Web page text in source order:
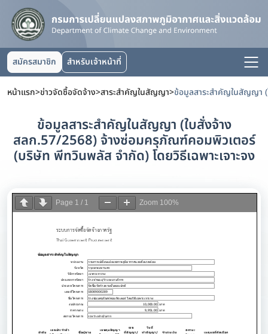
สมัครสมาชิก สำหรับเจ้าหน้าที่
หน้าแรก>ข่าวจัดซื้อจัดจ้าง>สาระสำคัญในสัญญา>
ข้อมูลสาระสำคัญในสัญญา (ใบสั่งจ้าง
สลก.57/2568) จ้างซ่อมครุภัณฑ์คอมพิวเตอร์
(บริษัท พีทวินพลัส จำกัด) โดยวิธีเฉพาะเจาะจง
Page 1 / 1 Zoom 100%